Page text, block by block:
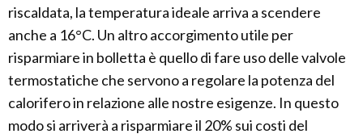
riscaldata, la temperatura ideale arriva a scendere
anche a 16°C. Un altro accorgimento utile per
risparmiare in bolletta è quello di fare uso delle valvole
termostatiche che servono a regolare la potenza del
calorifero in relazione alle nostre esigenze. In questo
modo si arriverà a risparmiare il 20% sui costi del